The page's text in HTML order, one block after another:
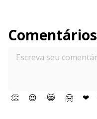
Comentários
👏 😍 😹 🤗 ❤